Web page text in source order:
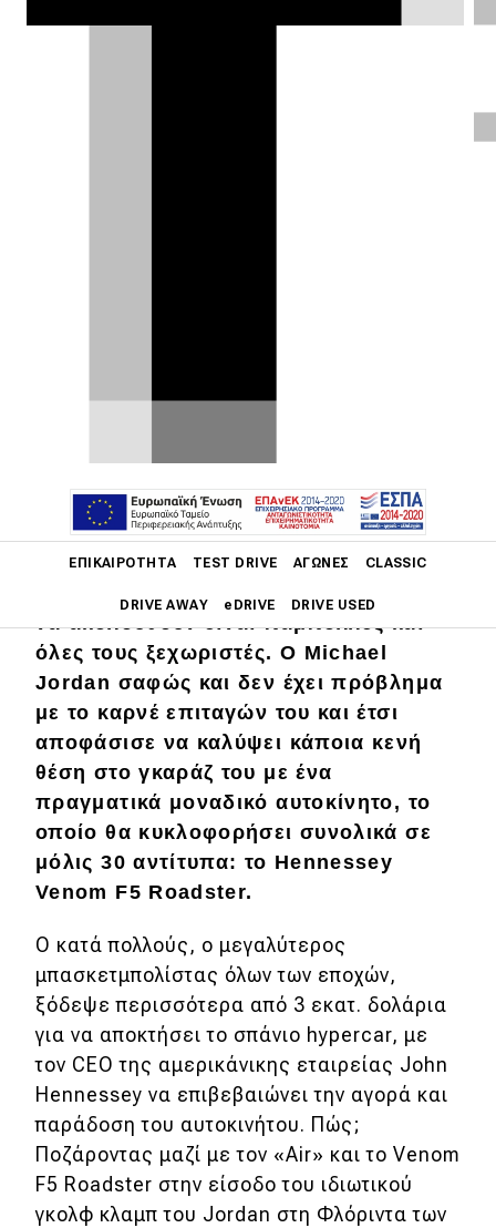
ΕΠΙΚΑΙΡΌΤΗΤΑ TEST DRIVE ΑΓΏΝΕΣ CLASSIC
DRIVE AWAY eDRIVE DRIVE USED
Main navigation
Επικαιρότητα
Νέα μοντέλα
Πρωτότυπα
Ελλάδα
Κόσμος
Τεχνολογία
Ασφάλεια
Αγορά
Απόψεις
Test Drive
Δοκιμή
Αποστολή
κατοχή του Michael Jordan.
Οι αυτοκινητικές επιλογές αν μπορείς
να ακολουθούν είναι πάμπολλες και
όλες τους ξεχωριστές. Ο Michael
Jordan σαφώς και δεν έχει πρόβλημα
με το καρνέ επιταγών του και έτσι
αποφάσισε να καλύψει κάποια κενή
θέση στο γκαράζ του με ένα
πραγματικά μοναδικό αυτοκίνητο, το
οποίο θα κυκλοφορήσει συνολικά σε
μόλις 30 αντίτυπα: το Hennessey
Venom F5 Roadster.
Ο κατά πολλούς, ο μεγαλύτερος
μπασκετμπολίστας όλων των εποχών,
ξόδεψε περισσότερα από 3 εκατ. δολάρια
για να αποκτήσει το σπάνιο hypercar, με
τον CEO της αμερικάνικης εταιρείας John
Hennessey να επιβεβαιώνει την αγορά και
παράδοση του αυτοκινήτου. Πώς;
Ποζάροντας μαζί με τον «Air» και το Venom
F5 Roadster στην είσοδο του ιδιωτικού
γκολφ κλαμπ του Jordan στη Φλόριντα των